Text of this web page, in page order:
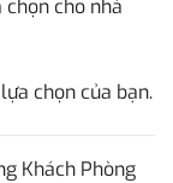
cho nhà
chọn của bạn.
Khách Phòng